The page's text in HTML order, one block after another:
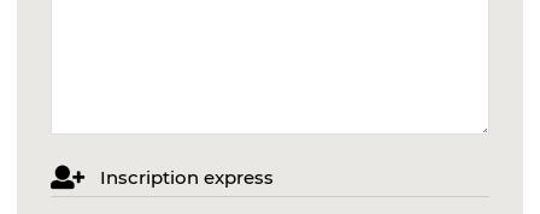
Inscription express